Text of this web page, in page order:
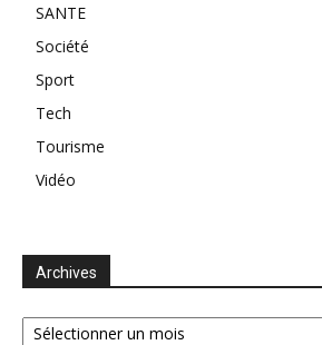
SANTE
Société
Sport
Tech
Tourisme
Vidéo
Archives
Archives